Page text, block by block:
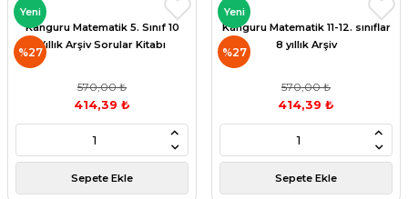
Yeni
%27
Kanguru Matematik 5. Sınıf 10
Yıllık Arşiv Sorular Kitabı
570,00 ₺
414,39 ₺
Sepete Ekle
Yeni
%27
Kanguru Matematik 11-12. sınıflar
8 yıllık Arşiv
570,00 ₺
414,39 ₺
Sepete Ekle